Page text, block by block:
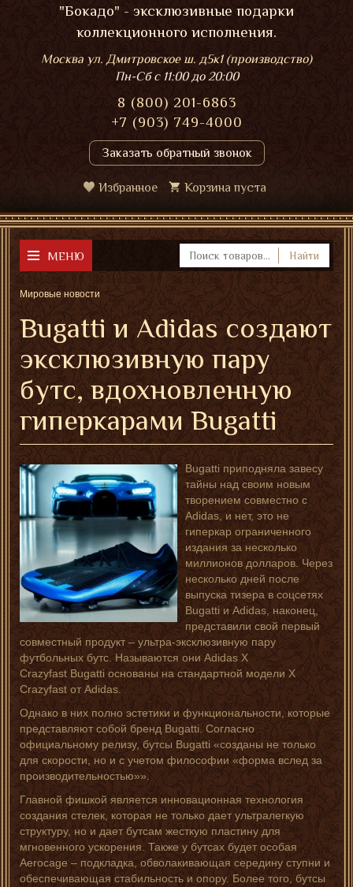
"Бокадо" - эксклюзивные подарки
коллекционного исполнения.
Москва ул. Дмитровское ш. д5к1 (производство)
Пн-Сбс 11:00 до 20:00
8 (800) 201-6863
+7 (903) 749-4000
Заказать обратный звонок
Избранное Корзина пуста
МЕНЮ Найти
Мировые новости
Bugatti и Adidas создают
эксклюзивную пару
бутс, вдохновленную
гиперкарами Bugatti
Bugatti приподняла завесу
тайны над своим новым
творением совместно с
Adidas, и нет, это не
гиперкар ограниченного
издания за несколько
миллионов долларов. Через
несколько дней после
выпуска тизера в соцсетях
Bugatti и Adidas, наконец,
представили свой первый
совместный продукт – ультра-эксклюзивную пару
футбольных бутс. Называются они Adidas X
Crazyfast Bugatti основаны на стандартной модели X
Crazyfast от Adidas.
Однако в них полно эстетики и функциональности, которые
представляют собой бренд Bugatti. Согласно
официальному релизу, бутсы Bugatti «созданы не только
для скорости, но и с учетом философии «форма вслед за
производительностью»».
Главной фишкой является инновационная технология
создания стелек, которая не только дает ультралегкую
структуру, но и дает бутсам жесткую пластину для
мгновенного ускорения. Также у бутсах будет особая
Aerocage – подкладка, обволакивающая середину ступни и
обеспечивающая стабильность и опору. Более того, бутсы